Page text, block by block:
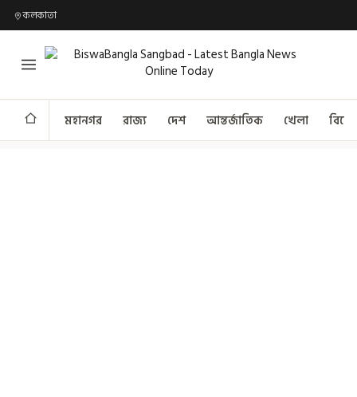
কলকাতা
মহানগর রাজ্য দেশ আন্তর্জাতিক খেলা